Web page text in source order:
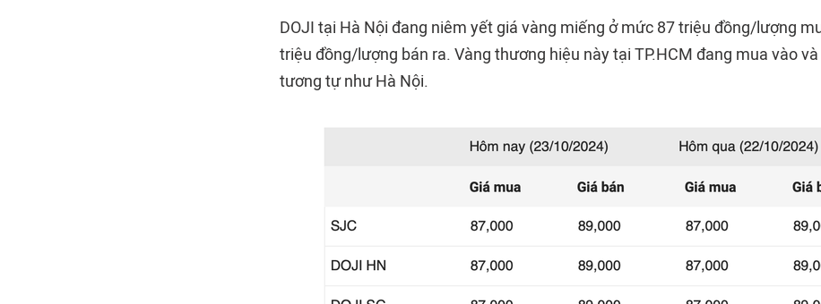
DOJI tại Hà Nội đang niêm yết giá vàng miếng ở mức 87 triệu đồng/lượng
triệu đồng/lượng bán ra. Vàng thương hiệu này tại TP.HCM đang mua vào
tương tự như Hà Nội.